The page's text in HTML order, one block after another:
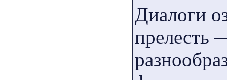
Диалоги
прелесть